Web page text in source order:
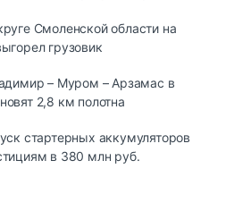
Смоленской области на
грузовик
– Муром – Арзамас в
2,8 км полотна
стартерных аккумуляторов
в 380 млн руб.